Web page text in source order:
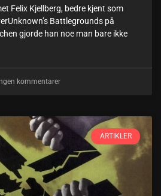
Felix Kjellberg, bedre kjent som
Battlegrounds på
gjorde han noe man bare ikke
Ingen kommentarer
ARTIKLER